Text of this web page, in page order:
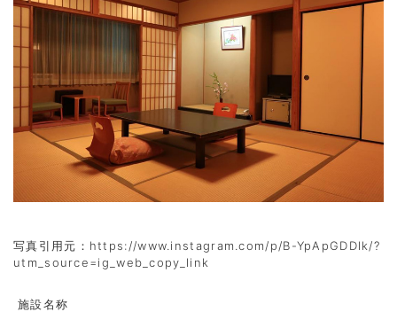
写真引用元：https://www.instagram.com/p/B-YpApGDDlk/?
utm_source=ig_web_copy_link
施設名称